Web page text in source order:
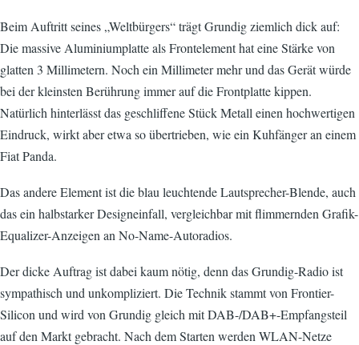
Beim Auftritt seines „Weltbürgers“ trägt Grundig ziemlich dick auf:
Die massive Aluminiumplatte als Frontelement hat eine Stärke von
glatten 3 Millimetern. Noch ein Millimeter mehr und das Gerät würde
bei der kleinsten Berührung immer auf die Frontplatte kippen.
Natürlich hinterlässt das geschliffene Stück Metall einen hochwertigen
Eindruck, wirkt aber etwa so übertrieben, wie ein Kuhfänger an einem
Fiat Panda.
Das andere Element ist die blau leuchtende Lautsprecher-Blende, auch
das ein halbstarker Designeinfall, vergleichbar mit flimmernden Grafik-
Equalizer-Anzeigen an No-Name-Autoradios.
Der dicke Auftrag ist dabei kaum nötig, denn das Grundig-Radio ist
sympathisch und unkompliziert. Die Technik stammt von Frontier-
Silicon und wird von Grundig gleich mit DAB-/DAB+-Empfangsteil
auf den Markt gebracht. Nach dem Starten werden WLAN-Netze